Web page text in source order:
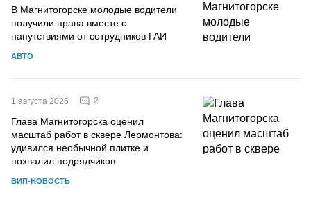
В Магнитогорске молодые водители
получили права вместе с
напутствиями от сотрудников ГАИ
АВТО
1 августа 2026 2
Глава Магнитогорска оценил
масштаб работ в сквере Лермонтова:
удивился необычной плитке и
похвалил подрядчиков
ВИП-НОВОСТЬ